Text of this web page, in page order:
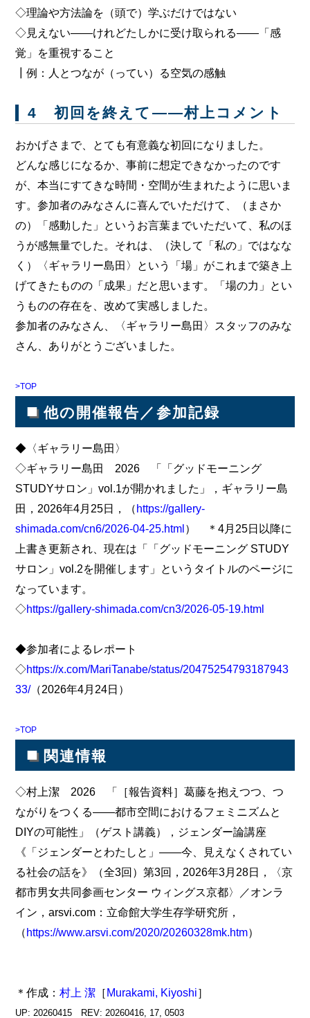
◇理論や方法論を（頭で）学ぶだけではない
◇見えない――けれどたしかに受け取られる――「感
覚」を重視すること
┃例：人とつなが（ってい）る空気の感触
4 初回を終えて――村上コメント
おかげさまで、とても有意義な初回になりました。
どんな感じになるか、事前に想定できなかったのです
が、本当にすてきな時間・空間が生まれたように思いま
す。参加者のみなさんに喜んでいただけて、（まさか
の）「感動した」というお言葉までいただいて、私のほ
うが感無量でした。それは、（決して「私の」ではなな
く）〈ギャラリー島田〉という「場」がこれまで築き上
げてきたものの「成果」だと思います。「場の力」とい
うものの存在を、改めて実感しました。
参加者のみなさん、〈ギャラリー島田〉スタッフのみな
さん、ありがとうございました。
>TOP
■ 他の開催報告／参加記録
◆〈ギャラリー島田〉
◇ギャラリー島田 2026 「「グッドモーニング
STUDYサロン」vol.1が開かれました」，ギャラリー島
田，2026年4月25日，（https://gallery-
shimada.com/cn6/2026-04-25.html） ＊4月25日以降に
上書き更新され、現在は「「グッドモーニング STUDY
サロン」vol.2を開催します」というタイトルのページに
なっています。
◇https://gallery-shimada.com/cn3/2026-05-19.html
◆参加者によるレポート
◇https://x.com/MariTanabe/status/20475254793187943
33/（2026年4月24日）
>TOP
■ 関連情報
◇村上潔 2026 「［報告資料］葛藤を抱えつつ、つ
ながりをつくる――都市空間におけるフェミニズムと
DIYの可能性」（ゲスト講義），ジェンダー論講座
《「ジェンダーとわたしと」――今、見えなくされてい
る社会の話を》（全3回）第3回，2026年3月28日，〈京
都市男女共同参画センター ウィングス京都〉／オンラ
イン，arsvi.com：立命館大学生存学研究所，
（https://www.arsvi.com/2020/20260328mk.htm）
＊作成：村上 潔 ［Murakami, Kiyoshi］
UP: 20260415 REV: 20260416, 17, 0503